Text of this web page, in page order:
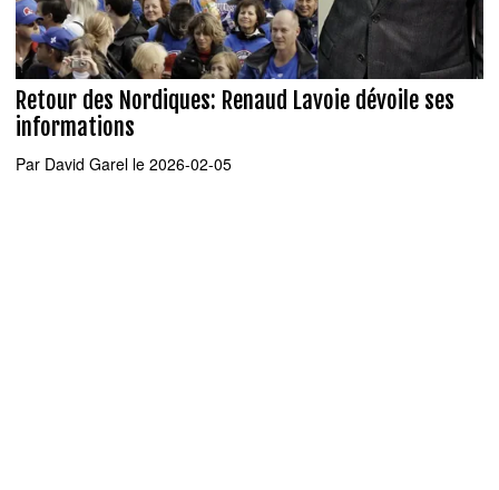
Retour des Nordiques: Renaud Lavoie dévoile ses
informations
Par David Garel le 2026-02-05